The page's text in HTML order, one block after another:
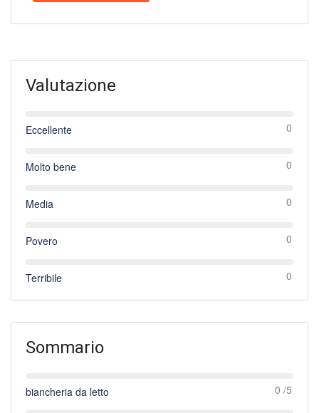
Valutazione
Eccellente 0
Molto bene 0
Media 0
Povero 0
Terribile 0
Sommario
biancheria da letto 0 /5